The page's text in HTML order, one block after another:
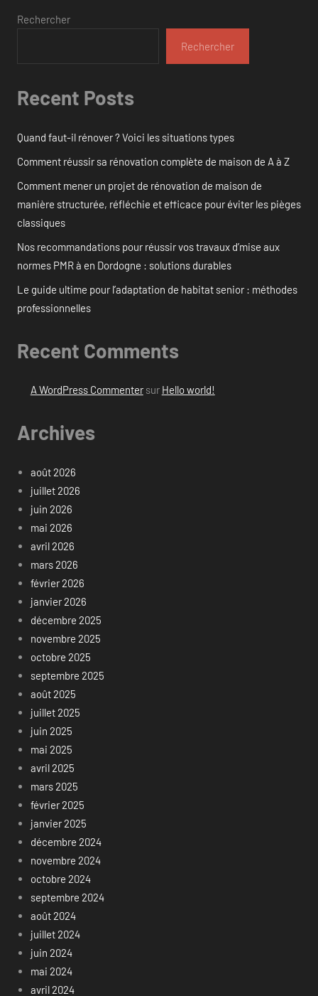
Rechercher
Rechercher
Recent Posts
Quand faut-il rénover ? Voici les situations types
Comment réussir sa rénovation complète de maison de A à Z
Comment mener un projet de rénovation de maison de
manière structurée, réfléchie et efficace pour éviter les pièges
classiques
Nos recommandations pour réussir vos travaux d’mise aux
normes PMR à en Dordogne : solutions durables
Le guide ultime pour l’adaptation de habitat senior : méthodes
professionnelles
Recent Comments
A WordPress Commentersur Hello world!
Archives
août 2026
juillet 2026
juin 2026
mai 2026
avril 2026
mars 2026
février 2026
janvier 2026
décembre 2025
novembre 2025
octobre 2025
septembre 2025
août 2025
juillet 2025
juin 2025
mai 2025
avril 2025
mars 2025
février 2025
janvier 2025
décembre 2024
novembre 2024
octobre 2024
septembre 2024
août 2024
juillet 2024
juin 2024
mai 2024
avril 2024